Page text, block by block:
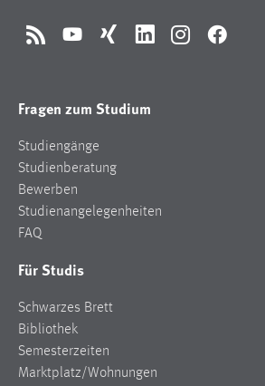
RSS YouTubeXing LinkedInInstagramFacebook
Fragen zum Studium
Studiengänge
Studienberatung
Bewerben
Studienangelegenheiten
FAQ
Für Studis
Schwarzes Brett
Bibliothek
Semesterzeiten
Marktplatz/Wohnungen